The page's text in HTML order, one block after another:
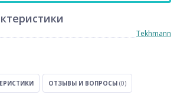
Tekhmann
ОТЗЫВЫ И ВОПРОСЫ (0)